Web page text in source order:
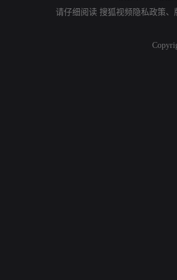
请仔细阅读 搜狐视频隐私政策、